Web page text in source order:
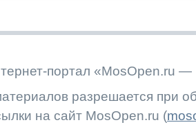
портал «MosOpen.ru —
разрешается при
на сайт MosOpen.ru (